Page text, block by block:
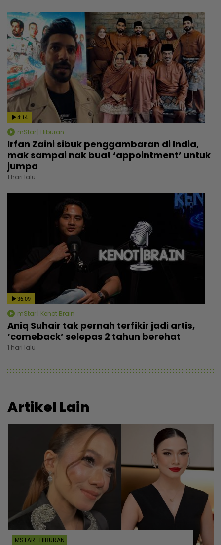
4:14
mStar | Hiburan
Irfan Zaini sibuk penggambaran di India,
mak sampai nak buat ‘appointment’ untuk
jumpa
1 hari lalu
36:09
mStar | Kenot Brain
Aniq Suhair tak pernah terfikir jadi artis,
‘comeback’ selepas 2 tahun berehat
1 hari lalu
Artikel Lain
MSTAR | HIBURAN